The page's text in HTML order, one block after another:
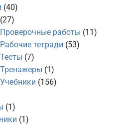
(40)
работы (11)
тетради (53)
(7)
(1)
(156)
(1)
(1)